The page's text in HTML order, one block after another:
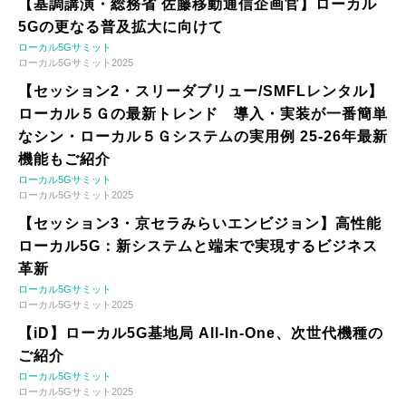
【基調講演・総務省 佐藤移動通信企画官】ローカル
5Gの更なる普及拡大に向けて
ローカル5Gサミット
ローカル5Gサミット2025
【セッション2・スリーダブリュー/SMFLレンタル】
ローカル５Ｇの最新トレンド 導入・実装が一番簡単
なシン・ローカル５Ｇシステムの実用例 25-26年最新
機能もご紹介
ローカル5Gサミット
ローカル5Gサミット2025
【セッション3・京セラみらいエンビジョン】高性能
ローカル5G：新システムと端末で実現するビジネス
革新
ローカル5Gサミット
ローカル5Gサミット2025
【iD】ローカル5G基地局 All-In-One、次世代機種の
ご紹介
ローカル5Gサミット
ローカル5Gサミット2025